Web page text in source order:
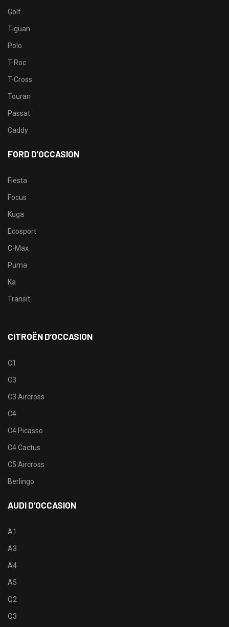
Golf
Tiguan
Polo
T-Roc
T-Cross
Touran
Passat
Caddy
FORD D’OCCASION
Fiesta
Focus
Kuga
Ecosport
C-Max
Puma
Ka
Transit
CITROËN D’OCCASION
C1
C3
C3 Aircross
C4
C4 Picasso
C4 Cactus
C5 Aircross
Berlingo
AUDI D’OCCASION
A1
A3
A4
A5
Q2
Q3